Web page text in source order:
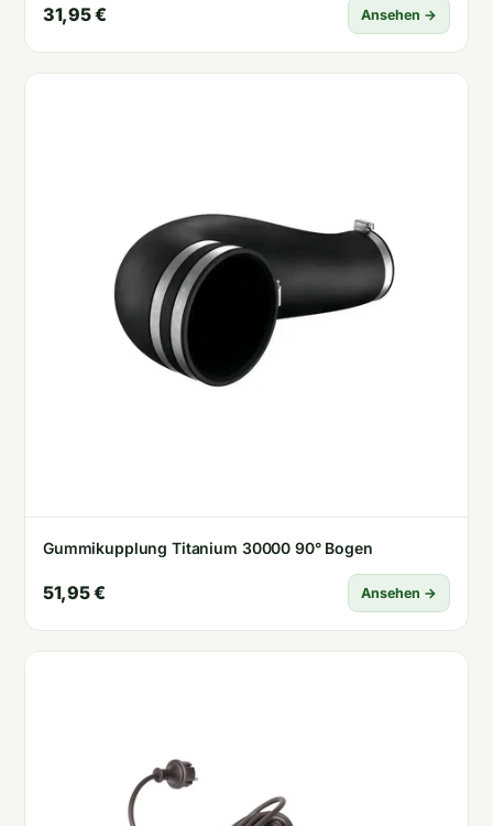
31,95 € Ansehen →
Gummikupplung Titanium 30000 90° Bogen
51,95 € Ansehen →